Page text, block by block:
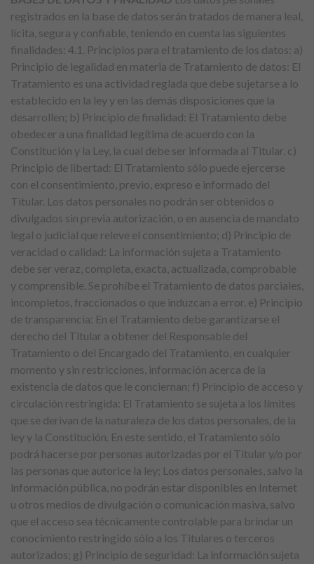
registrados en la base de datos serán tratados de manera leal,
lícita, segura y confiable, teniendo en cuenta las siguientes
finalidades: 4.1. Principios para el tratamiento de los datos: a)
Principio de legalidad en materia de Tratamiento de datos: El
Tratamiento es una actividad reglada que debe sujetarse a lo
establecido en la ley y en las demás disposiciones que la
desarrollen; b) Principio de finalidad: El Tratamiento debe
obedecer a una finalidad legítima de acuerdo con la
Constitución y la Ley, la cual debe ser informada al Titular. c)
Principio de libertad: El Tratamiento sólo puede ejercerse
con el consentimiento, previo, expreso e informado del
Titular. Los datos personales no podrán ser obtenidos o
divulgados sin previa autorización, o en ausencia de mandato
legal o judicial que releve el consentimiento; d) Principio de
veracidad o calidad: La información sujeta a Tratamiento
debe ser veraz, completa, exacta, actualizada, comprobable
y comprensible. Se prohíbe el Tratamiento de datos parciales,
incompletos, fraccionados o que induzcan a error. e) Principio
de transparencia: En el Tratamiento debe garantizarse el
derecho del Titular a obtener del Responsable del
Tratamiento o del Encargado del Tratamiento, en cualquier
momento y sin restricciones, información acerca de la
existencia de datos que le conciernan; f) Principio de acceso y
circulación restringida: El Tratamiento se sujeta a los límites
que se derivan de la naturaleza de los datos personales, de la
ley y la Constitución. En este sentido, el Tratamiento sólo
podrá hacerse por personas autorizadas por el Titular y/o por
las personas que autorice la ley; Los datos personales, salvo la
información pública, no podrán estar disponibles en Internet
u otros medios de divulgación o comunicación masiva, salvo
que el acceso sea técnicamente controlable para brindar un
conocimiento restringido sólo a los Titulares o terceros
autorizados; g) Principio de seguridad: La información sujeta